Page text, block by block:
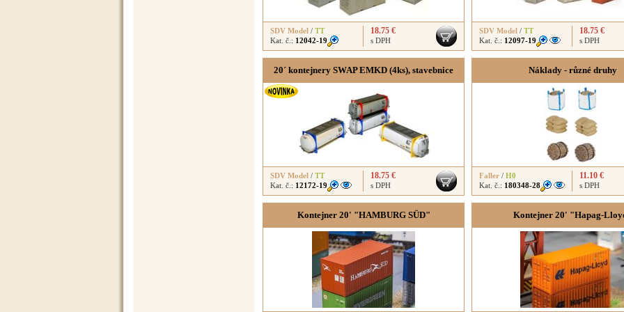
SDV Model / TT
Kat. č.: 12042-19
18.75 €
s DPH
SDV Model / TT
Kat. č.: 12097-19
18.75 €
s DPH
20´ kontejnery SWAP EMKD (4ks), stavebnice
SDV Model / TT
Kat. č.: 12172-19
18.75 €
s DPH
Náklady - různé druhy
Faller / H0
Kat. č.: 180348-28
11.10 €
s DPH
Kontejner 20' "HAMBURG SÜD" Kontejner 20' "Hapag-